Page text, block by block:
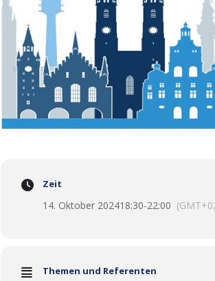
Zeit
14. Oktober 202418:30-22:00
Themen und Referenten